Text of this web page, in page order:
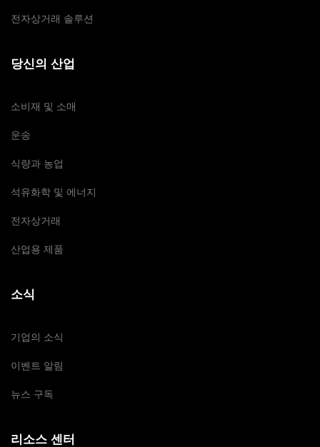
전자상거래 솔루션
당신의 산업
소비재 및 소매
운송
식량과 농업
석유화학 및 에너지
전자상거래
산업용 제품
소식
기업의 소식
이벤트 알림
뉴스 구독
리소스 센터